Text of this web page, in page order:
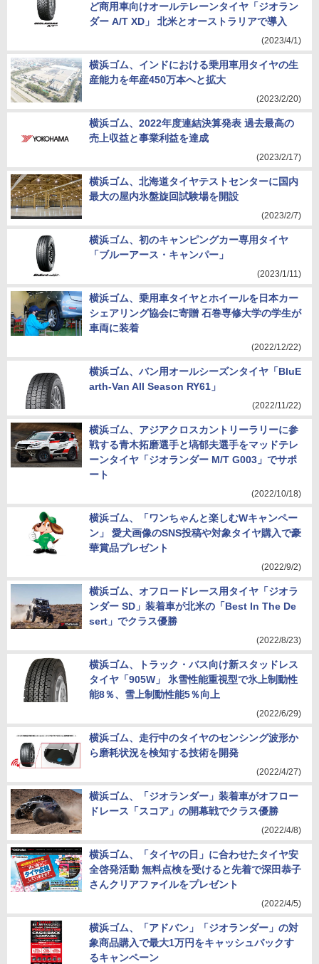
ど商用車向けオールテレーンタイヤ「ジオラン
ダー A/T XD」 北米とオーストラリアで導入
(2023/4/1)
横浜ゴム、インドにおける乗用車用タイヤの生
産能力を年産450万本へと拡大
(2023/2/20)
横浜ゴム、2022年度連結決算発表 過去最高の
売上収益と事業利益を達成
(2023/2/17)
横浜ゴム、北海道タイヤテストセンターに国内
最大の屋内氷盤旋回試験場を開設
(2023/2/7)
横浜ゴム、初のキャンピングカー専用タイヤ
「ブルーアース・キャンパー」
(2023/1/11)
横浜ゴム、乗用車タイヤとホイールを日本カー
シェアリング協会に寄贈 石巻専修大学の学生が
車両に装着
(2022/12/22)
横浜ゴム、バン用オールシーズンタイヤ「BluE
arth-Van All Season RY61」
(2022/11/22)
横浜ゴム、アジアクロスカントリーラリーに参
戦する青木拓磨選手と塙郁夫選手をマッドテレ
ーンタイヤ「ジオランダー M/T G003」でサポ
ート
(2022/10/18)
横浜ゴム、「ワンちゃんと楽しむWキャンペー
ン」 愛犬画像のSNS投稿や対象タイヤ購入で豪
華賞品プレゼント
(2022/9/2)
横浜ゴム、オフロードレース用タイヤ「ジオラ
ンダー SD」装着車が北米の「Best In The De
sert」でクラス優勝
(2022/8/23)
横浜ゴム、トラック・バス向け新スタッドレス
タイヤ「905W」 氷雪性能重視型で氷上制動性
能8％、雪上制動性能5％向上
(2022/6/29)
横浜ゴム、走行中のタイヤのセンシング波形か
ら磨耗状況を検知する技術を開発
(2022/4/27)
横浜ゴム、「ジオランダー」装着車がオフロー
ドレース「スコア」の開幕戦でクラス優勝
(2022/4/8)
横浜ゴム、「タイヤの日」に合わせたタイヤ安
全啓発活動 無料点検を受けると先着で深田恭子
さんクリアファイルをプレゼント
(2022/4/5)
横浜ゴム、「アドバン」「ジオランダー」の対
象商品購入で最大1万円をキャッシュバックす
るキャンペーン